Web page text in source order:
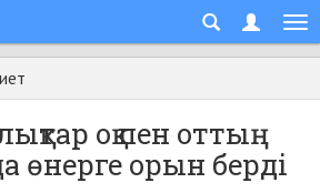
оқ пен оттың
өнерге орын берді